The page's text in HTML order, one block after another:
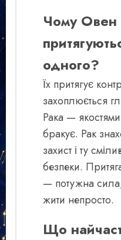
Чому Овен
одного?
Їх притягує
захоплюється
Рака —
бракує. Рак
захист і ту
безпеки.
— потужна
жити непросто.
Що